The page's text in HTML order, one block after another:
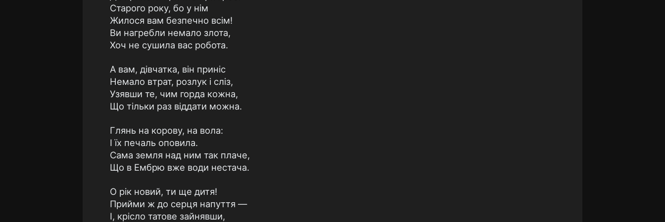
Старого року, бо у нім
Жилося вам безпечно всім!
Ви нагребли немало злота,
Хоч не сушила вас робота.
А вам, дівчатка, він приніс
Немало втрат, розлук і сліз,
Узявши те, чим горда кожна,
Що тільки раз віддати можна.
Глянь на корову, на вола:
I їх печаль оповила.
Сама земля над ним так плаче,
Що в Ембрю вже води нестача.
О рік новий, ти ще дитя!
Прийми ж до серця напуття —
І, крісло татове зайнявши,